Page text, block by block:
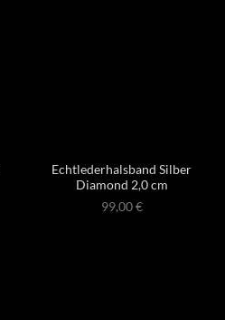
Echtlederhalsband Silber
Diamond 2,0 cm
99,00€